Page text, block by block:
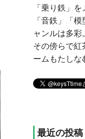
「乗り鉄」
「音鉄」「
ャンルは多彩。
その傍らで
ームもたしな
最近の投稿